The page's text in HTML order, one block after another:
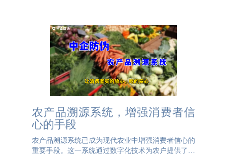
农产品溯源系统，增强消费者信
心的手段
农产品溯源系统已成为现代农业中增强消费者信心的
重要手段。这一系统通过数字化技术为农户提供了一